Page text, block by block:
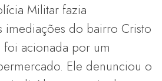
Militar fazia
imediações do bairro Cristo
acionada por um
Ele denunciou o